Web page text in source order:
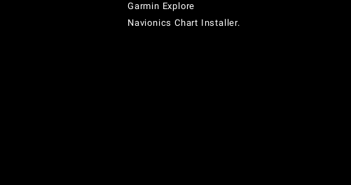
Garmin Explore
Navionics Chart Installer.